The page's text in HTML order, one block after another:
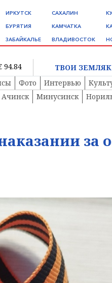
ИРКУТСК
БУРЯТИЯ
ЗАБАЙКАЛЬЕ
САХАЛИН
КАМЧАТКА
ВЛАДИВОСТОК
94.84
ТВОИ
Фото Интервью
Ачинск Минусинск
за